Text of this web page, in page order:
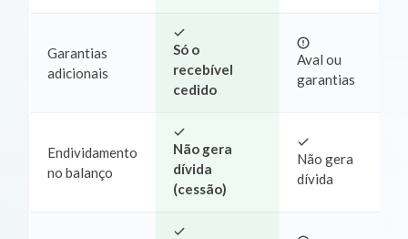
Garantias
adicionais
Só o
recebível
cedido
Aval ou
garantias
Endividamento
no balanço
Não gera
dívida
(cessão)
Não gera
dívida